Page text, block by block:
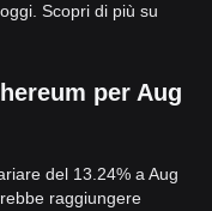
Scopri di più su
per Aug
del 13.24% a Aug
raggiungere